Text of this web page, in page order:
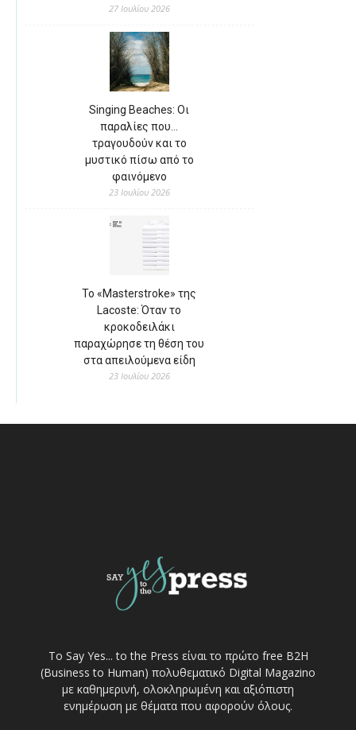
27 Ιουλίου 2026
Singing Beaches: Οι
παραλίες που…
τραγουδούν και το
μυστικό πίσω από το
φαινόμενο
23 Ιουλίου 2026
Το «Masterstroke» της
Lacoste: Όταν το
κροκοδειλάκι
παραχώρησε τη θέση του
στα απειλούμενα είδη
23 Ιουλίου 2026
Το Say Yes... to the Press είναι το πρώτο free Β2Η
(Business to Human) πολυθεματικό Digital Magazino
με καθημερινή, ολοκληρωμένη και αξιόπιστη
ενημέρωση με θέματα που αφορούν όλους.